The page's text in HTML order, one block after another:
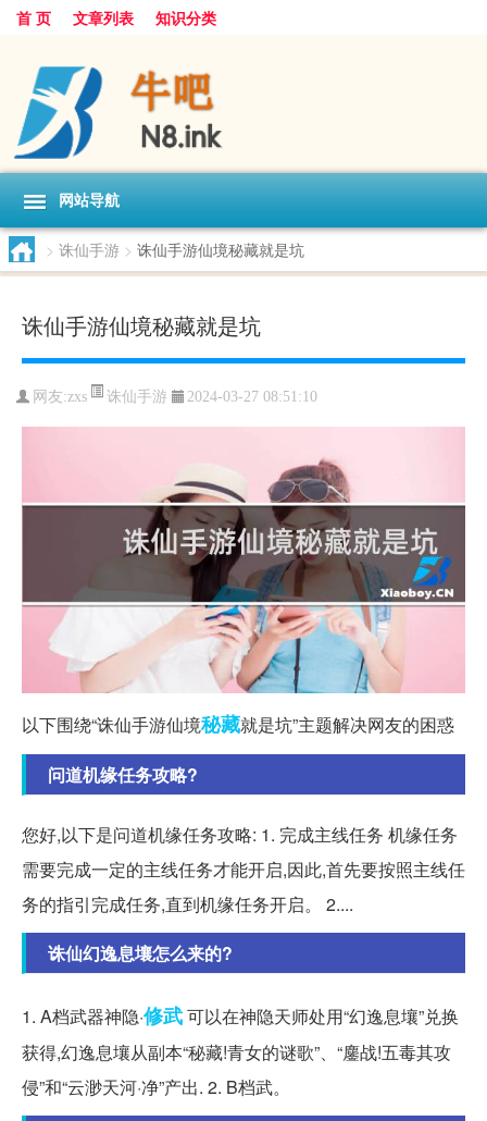
首 页 文章列表 知识分类
网站导航
> 诛仙手游 > 诛仙手游仙境秘藏就是坑
诛仙手游仙境秘藏就是坑
网友:zxs 诛仙手游 2024-03-27 08:51:10
以下围绕“诛仙手游仙境秘藏就是坑”主题解决网友的困惑
问道机缘任务攻略?
您好,以下是问道机缘任务攻略: 1. 完成主线任务 机缘任务
需要完成一定的主线任务才能开启,因此,首先要按照主线任
务的指引完成任务,直到机缘任务开启。 2....
诛仙幻逸息壤怎么来的?
1. A档武器神隐·修武可以在神隐天师处用“幻逸息壤”兑换
获得,幻逸息壤从副本“秘藏!青女的谜歌”、“鏖战!五毒其攻
侵”和“云渺天河·净”产出. 2. B档武。